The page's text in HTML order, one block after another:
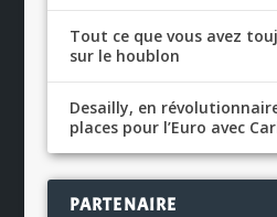
Tout ce que vous avez
sur le houblon
Desailly, en
places pour l’Euro avec
PARTENAIRE